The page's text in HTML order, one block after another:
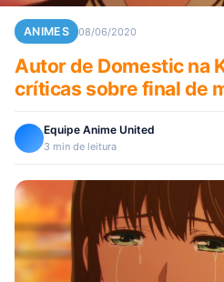
ANIMES 08/06/2020
Autor de Domestic na
críticas sobre final de
Equipe Anime United
3 min de leitura